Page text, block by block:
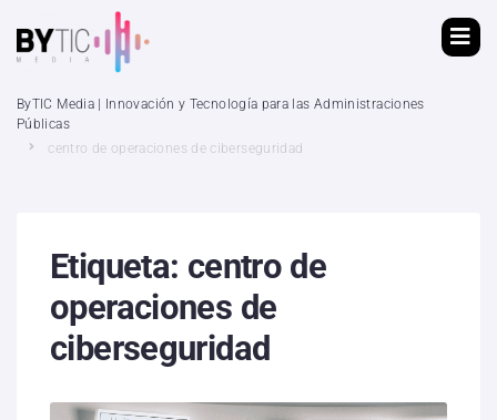
ByTIC Media | Innovación y Tecnología para las Administraciones
Públicas
centro de operaciones de ciberseguridad
Etiqueta: centro de
operaciones de
ciberseguridad